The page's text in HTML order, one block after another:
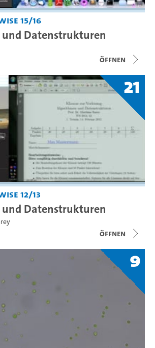
15/16
Datenstrukturen
Öffnen
21
12/13
Datenstrukturen
Öffnen
9